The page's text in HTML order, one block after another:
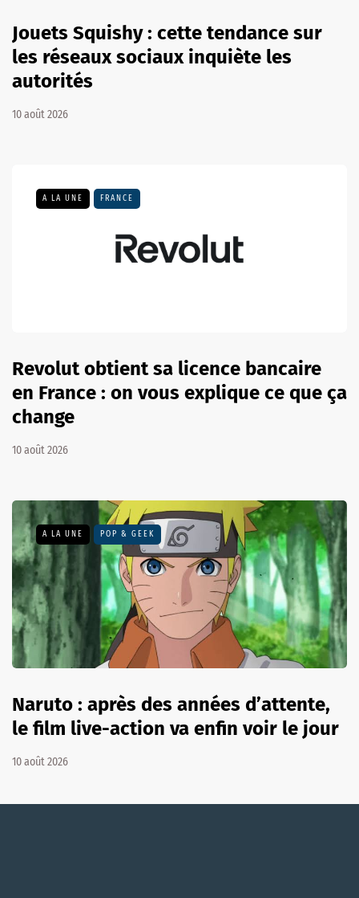
Jouets Squishy : cette tendance sur
les réseaux sociaux inquiète les
autorités
10 août 2026
A LA UNE FRANCE
Revolut obtient sa licence bancaire
en France : on vous explique ce que ça
change
10 août 2026
A LA UNE POP & GEEK
Naruto : après des années d’attente,
le film live-action va enfin voir le jour
10 août 2026